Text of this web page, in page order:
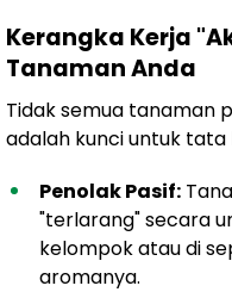
Kerangka Kerja
Tanaman Anda
Tidak semua tanaman
adalah kunci untuk
Penolak Pasif:
"terlarang" secara
kelompok atau di
aromanya.